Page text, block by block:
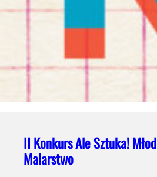
II Konkurs Ale Sztuka!
Malarstwo